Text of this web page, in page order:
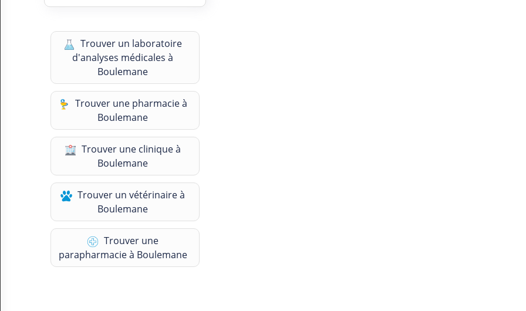
Médicament
Questions médicales
Clinique
Vétérinaire
Trouver un laboratoire
d'analyses médicales à
Boulemane
Trouver une pharmacie à
Boulemane
Trouver une clinique à
Boulemane
Trouver un vétérinaire à
Boulemane
Trouver une
parapharmacie à Boulemane